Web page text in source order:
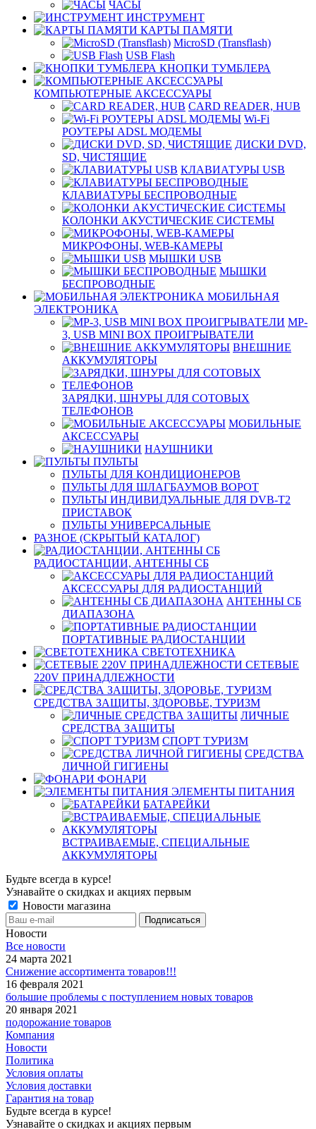
ЧАСЫ
ИНСТРУМЕНТ
КАРТЫ ПАМЯТИ
MicroSD (Transflash)
USB Flash
КНОПКИ ТУМБЛЕРА
КОМПЬЮТЕРНЫЕ АКСЕССУАРЫ
CARD READER, HUB
Wi-Fi
РОУТЕРЫ ADSL МОДЕМЫ
ДИСКИ DVD,
SD, ЧИСТЯЩИЕ
КЛАВИАТУРЫ USB
КЛАВИАТУРЫ БЕСПРОВОДНЫЕ
КОЛОНКИ АКУСТИЧЕСКИЕ СИСТЕМЫ
МИКРОФОНЫ, WEB-КАМЕРЫ
МЫШКИ USB
МЫШКИ
БЕСПРОВОДНЫЕ
МОБИЛЬНАЯ
ЭЛЕКТРОНИКА
MP-
3, USB MINI BOX ПРОИГРЫВАТЕЛИ
ВНЕШНИЕ
АККУМУЛЯТОРЫ
ЗАРЯДКИ, ШНУРЫ ДЛЯ СОТОВЫХ
ТЕЛЕФОНОВ
МОБИЛЬНЫЕ
АКСЕССУАРЫ
НАУШНИКИ
ПУЛЬТЫ
ПУЛЬТЫ ДЛЯ КОНДИЦИОНЕРОВ
ПУЛЬТЫ ДЛЯ ШЛАГБАУМОВ ВОРОТ
ПУЛЬТЫ ИНДИВИДУАЛЬНЫЕ ДЛЯ DVB-T2
ПРИСТАВОК
ПУЛЬТЫ УНИВЕРСАЛЬНЫЕ
РАЗНОЕ (СКРЫТЫЙ КАТАЛОГ)
РАДИОСТАНЦИИ, АНТЕННЫ CБ
АКСЕССУАРЫ ДЛЯ РАДИОСТАНЦИЙ
АНТЕННЫ CБ
ДИАПАЗОНА
ПОРТАТИВНЫЕ РАДИОСТАНЦИИ
СВЕТОТЕХНИКА
СЕТЕВЫЕ
220V ПРИНАДЛЕЖНОСТИ
СРЕДСТВА ЗАЩИТЫ, ЗДОРОВЬЕ, ТУРИЗМ
ЛИЧНЫЕ
СРЕДСТВА ЗАЩИТЫ
СПОРТ ТУРИЗМ
СРЕДСТВА
ЛИЧНОЙ ГИГИЕНЫ
ФОНАРИ
ЭЛЕМЕНТЫ ПИТАНИЯ
БАТАРЕЙКИ
ВСТРАИВАЕМЫЕ, СПЕЦИАЛЬНЫЕ
АККУМУЛЯТОРЫ
Будьте всегда в курсе!
Узнавайте о скидках и акциях первым
Новости магазина
Новости
Все новости
24 марта 2021
Снижение ассортимента товаров!!!
16 февраля 2021
большие проблемы с поступлением новых товаров
20 января 2021
подорожание товаров
Компания
Новости
Политика
Условия оплаты
Условия доставки
Гарантия на товар
Будьте всегда в курсе!
Узнавайте о скидках и акциях первым